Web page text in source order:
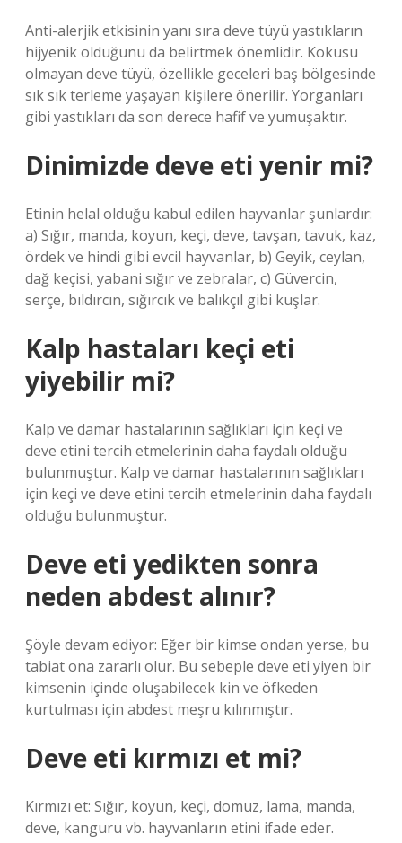
Anti-alerjik etkisinin yanı sıra deve tüyü yastıkların
hijyenik olduğunu da belirtmek önemlidir. Kokusu
olmayan deve tüyü, özellikle geceleri baş bölgesinde
sık sık terleme yaşayan kişilere önerilir. Yorganları
gibi yastıkları da son derece hafif ve yumuşaktır.
Dinimizde deve eti yenir mi?
Etinin helal olduğu kabul edilen hayvanlar şunlardır:
a) Sığır, manda, koyun, keçi, deve, tavşan, tavuk, kaz,
ördek ve hindi gibi evcil hayvanlar, b) Geyik, ceylan,
dağ keçisi, yabani sığır ve zebralar, c) Güvercin,
serçe, bıldırcın, sığırcık ve balıkçıl gibi kuşlar.
Kalp hastaları keçi eti
yiyebilir mi?
Kalp ve damar hastalarının sağlıkları için keçi ve
deve etini tercih etmelerinin daha faydalı olduğu
bulunmuştur. Kalp ve damar hastalarının sağlıkları
için keçi ve deve etini tercih etmelerinin daha faydalı
olduğu bulunmuştur.
Deve eti yedikten sonra
neden abdest alınır?
Şöyle devam ediyor: Eğer bir kimse ondan yerse, bu
tabiat ona zararlı olur. Bu sebeple deve eti yiyen bir
kimsenin içinde oluşabilecek kin ve öfkeden
kurtulması için abdest meşru kılınmıştır.
Deve eti kırmızı et mi?
Kırmızı et: Sığır, koyun, keçi, domuz, lama, manda,
deve, kanguru vb. hayvanların etini ifade eder.